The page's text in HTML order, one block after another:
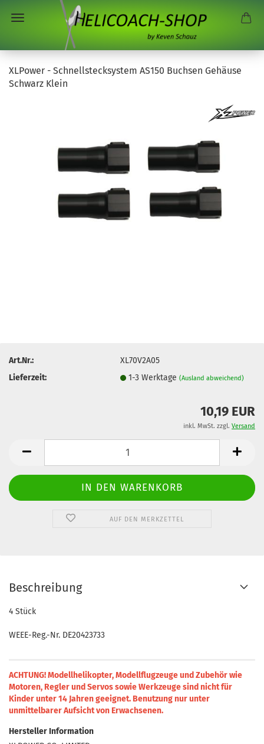
XLPower - Schnellstecksystem AS150 Buchsen Gehäuse
Schwarz Klein
Art.Nr.:
XL70V2A05
Lieferzeit:
1-3 Werktage(Ausland abweichend)
10,19 EUR
inkl. MwSt. zzgl. Versand
AUF DEN MERKZETTEL
Beschreibung
4 Stück
WEEE-Reg.-Nr. DE20423733
ACHTUNG! Modellhelikopter, Modellflugzeuge und Zubehör wie
Motoren, Regler und Servos sowie Werkzeuge sind nicht für
Kinder unter 14 Jahren geeignet. Benutzung nur unter
unmittelbarer Aufsicht von Erwachsenen.
Hersteller Information